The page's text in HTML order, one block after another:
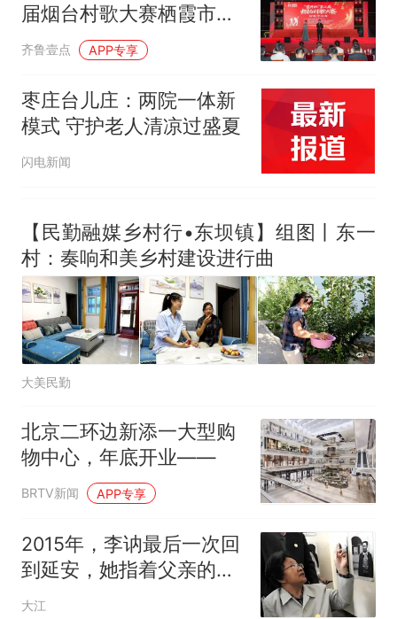
届烟台村歌大赛栖霞市决
赛圆满落幕
齐鲁壹点 APP专享
枣庄台儿庄：两院一体新
模式 守护老人清凉过盛夏
闪电新闻
【民勤融媒乡村行•东坝镇】组图丨东一
村：奏响和美乡村建设进行曲
大美民勤
北京二环边新添一大型购
物中心，年底开业——
BRTV新闻 APP专享
2015年，李讷最后一次回
到延安，她指着父亲的照
片讲述细节
大江